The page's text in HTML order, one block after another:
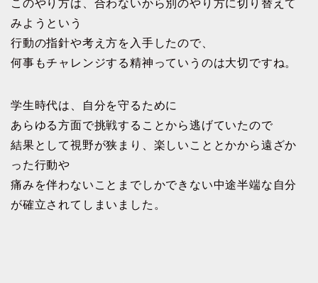
このやり方は、合わないから別のやり方に切り替えて
みようという
行動の指針や考え方を入手したので、
何事もチャレンジする精神っていうのは大切ですね。
学生時代は、自分を守るために
あらゆる方面で挑戦することから逃げていたので
結果として視野が狭まり、楽しいこととかから遠ざか
った行動や
痛みを伴わないことまでしかできない中途半端な自分
が確立されてしまいました。